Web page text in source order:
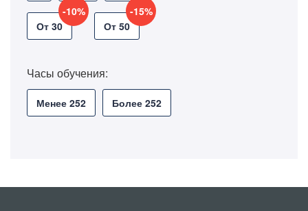
От 30
-10%
От 50
-15%
Часы обучения:
Менее 252 Более 252